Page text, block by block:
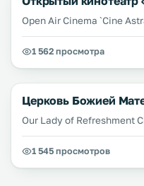
Open Air Cinema `Cine
1 562 просмотра
Церковь Божией
Our Lady of Refreshment
1 545 просмотров